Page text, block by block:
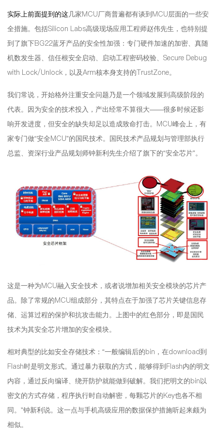
实际上前面提到的这几家MCU厂商普遍都有谈到MCU层面的一些安
全措施。包括Silicon Labs高级现场应用工程师赵伟先生，也特别提
到了旗下BG22蓝牙产品的安全性加强：专门硬件加速的加密、真随
机数发生器、信任根安全启动、启动工程密码校验、Secure Debug
with Lock/Unlock，以及Arm核本身支持的TrustZone。
我们常说，开始格外注重安全问题乃是一个领域发展到高级阶段的
代表。因为安全的技术投入，产出经常不算很大——很多时候还影
响开发进度，但安全的缺失却足以造成致命打击。MCU峰会上，有
家专门做“安全MCU”的国民技术。国民技术产品规划与管理部执行
总监、资深行业产品规划师钟新利先生介绍了旗下的“安全芯片”。
这是一种为MCU融入安全技术，或者说增加相关安全模块的芯片产
品。除了常规的MCU组成部分，其特点在于加强了芯片关键信息存
储、运算过程的保护和抗攻击能力。上图中的红色部分，即是国民
技术为其安全芯片增加的安全模块。
相对典型的比如安全存储技术：“一般编辑后的bin，在download到
Flash时是明文形式。通过暴力获取的方式，能够得到Flash内的明文
内容，通过反向编译、绕开防护就能做到破解。我们把明文的bin以
密文的方式存储，程序执行时自动解密，每颗芯片的Key也各不相
同。”钟新利说。这一点与手机高级应用的数据保护措施听起来颇为
相似。